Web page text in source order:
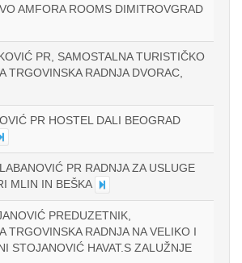
AMFORA ROOMS DIMITROVGRAD
PR, SAMOSTALNA TURISTIČKO
TRGOVINSKA RADNJA DVORAC,
PR HOSTEL DALI BEOGRAD
PR RADNJA ZA USLUGE
MLIN IN BEŠKA
PREDUZETNIK,
TRGOVINSKA RADNJA NA VELIKO I
STOJANOVIĆ HAVAT.S ZALUŽNJE